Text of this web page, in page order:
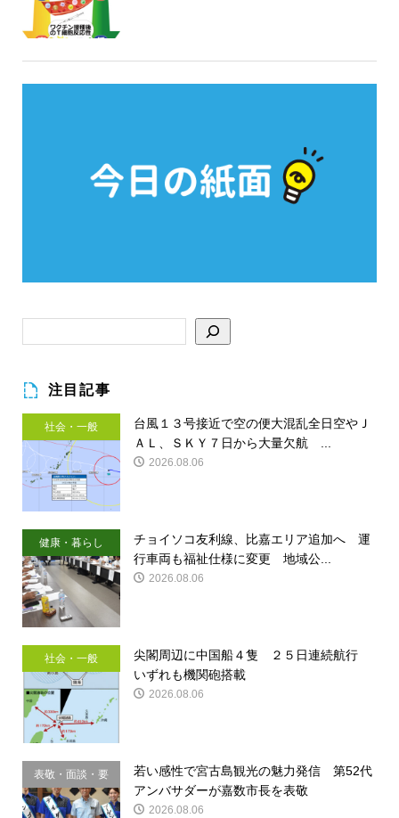
注目記事
社会・一般
台風１３号接近で空の便大混乱全日空やＪ
ＡＬ、ＳＫＹ７日から大量欠航 ...
2026.08.06
健康・暮らし
チョイソコ友利線、比嘉エリア追加へ 運
行車両も福祉仕様に変更 地域公...
2026.08.06
社会・一般
尖閣周辺に中国船４隻 ２５日連続航行
いずれも機関砲搭載
2026.08.06
表敬・面談・要
請
若い感性で宮古島観光の魅力発信 第52代
アンバサダーが嘉数市長を表敬
2026.08.06